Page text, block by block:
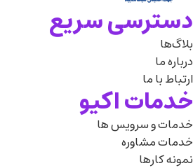
دسترسی سریع
بلاگ‌ها
درباره‌ ما
ارتباط با ما
خدمات اکیو
خدمات و سرویس ها
خدمات مشاوره
نمونه کارها